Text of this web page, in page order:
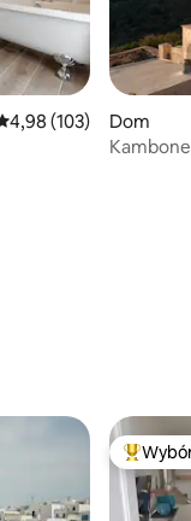
ocena: 4,98 na
4,98 (103)
Dom
gości